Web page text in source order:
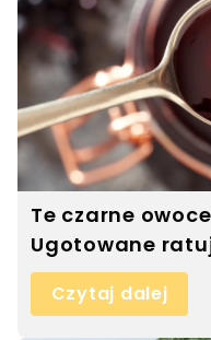
Te czarne
Ugotowane
Czytaj dalej